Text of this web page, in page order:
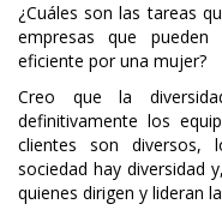
¿Cuáles son las tareas
empresas que
eficiente por una mujer?
Creo que la
definitivamente los
clientes son diversos,
sociedad hay diversidad
quienes dirigen y lideran